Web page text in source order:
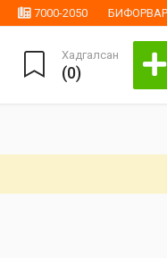
7000-2050
Хадгалсан
(0)